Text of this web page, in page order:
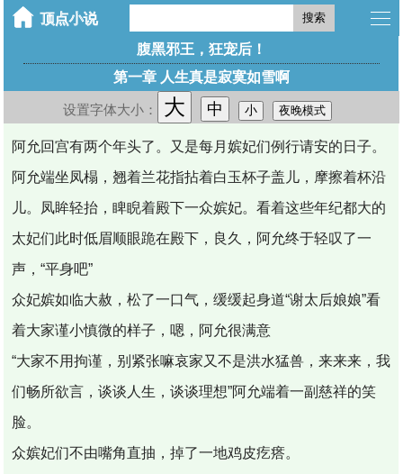
搜索
腹黑邪王，狂宠后！
第一章 人生真是寂寞如雪啊
设置字体大小： 大 中 小 夜晚模式
阿允回宫有两个年头了。又是每月嫔妃们例行请安的日子。
阿允端坐凤榻，翘着兰花指拈着白玉杯子盖儿，摩擦着杯沿
儿。凤眸轻抬，睥睨着殿下一众嫔妃。看着这些年纪都大的
太妃们此时低眉顺眼跪在殿下，良久，阿允终于轻叹了一
声，“平身吧”
众妃嫔如临大赦，松了一口气，缓缓起身道“谢太后娘娘”看
着大家谨小慎微的样子，嗯，阿允很满意
“大家不用拘谨，别紧张嘛哀家又不是洪水猛兽，来来来，我
们畅所欲言，谈谈人生，谈谈理想”阿允端着一副慈祥的笑
脸。
众嫔妃们不由嘴角直抽，掉了一地鸡皮疙瘩。